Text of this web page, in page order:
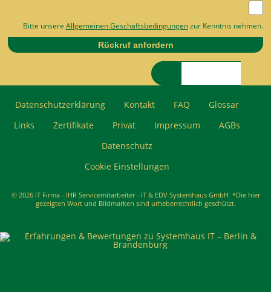
Suchbegriffe
Bitte unsere Allgemeinen Geschäftsbedingungenzur Kenntnis nehmen.
Rückruf anfordern
überspringen
Cookie Einstellungen
Datenschutzerklärung Kontakt FAQ
Glossar
Links
Zertifikate Privat Impressum
AGBs
Datenschutz
© 2026 IT Firma - IHR Servicemitarbeiter - IT & EDV Systemhaus GmbH *Die hier
gezeigten Wort und Bildmarken sind urheberrechtlich geschützt.